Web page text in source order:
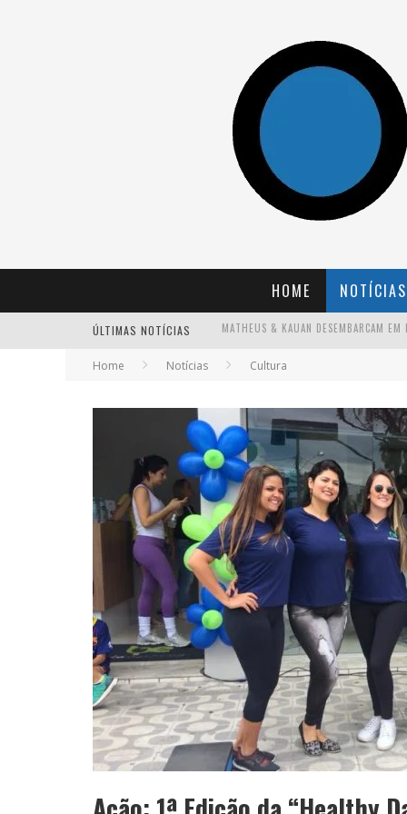
HOME NOTÍCIAS
ÚLTIMAS NOTÍCIAS
APÓS SAIR DA KONDZILLA, DJ DANNY
Home Notícias Cultura